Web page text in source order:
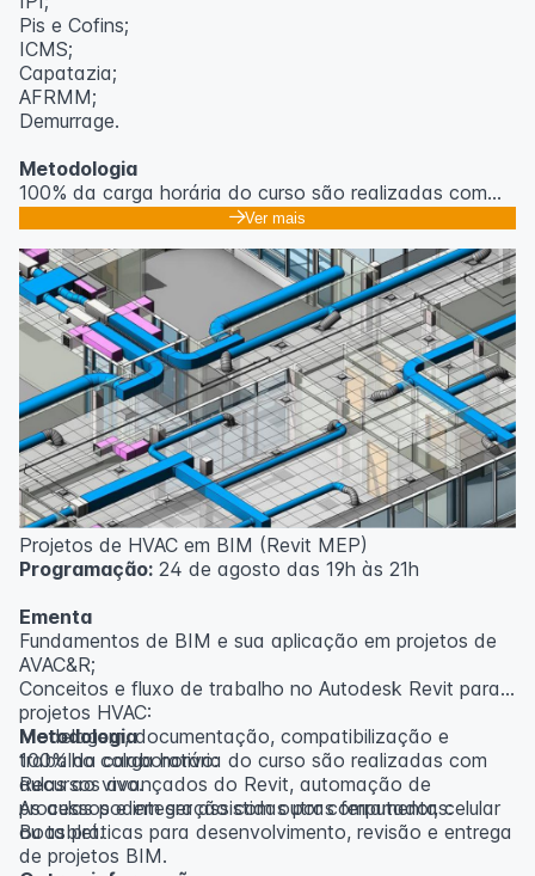
Pis e Cofins;
ICMS;
Capatazia;
AFRMM;
Demurrage.
Metodologia
100% da carga horária do curso são realizadas com
ou tablet.
Outras informações
O curso pode sofrer alteração de dados e horário e os
inscritos serão avisados ​​antecipadamente.
O IPETEC reserva-se o direito de não realizar o curso
caso não atinja o número mínimo de 20 inscritos.
Professor(a):Gabriel Damasceno
Ver mais
Projetos de HVAC em BIM (Revit MEP)
Programação: 24 de agosto das 19h às 21h
Ementa
Fundamentos de BIM e sua aplicação em projetos de
AVAC&R;
Conceitos e fluxo de trabalho no Autodesk Revit para
projetos HVAC:
Modelagem, documentação, compatibilização e
trabalho colaborativo:
Recursos avançados do Revit, automação de
processos e integração com outras ferramentas:
Boas práticas para desenvolvimento, revisão e entrega
de projetos BIM.
Metodologia
100% da carga horária do curso são realizadas com
aulas ao vivo.
As aulas podem ser assistidas por computador, celular
ou tablet.